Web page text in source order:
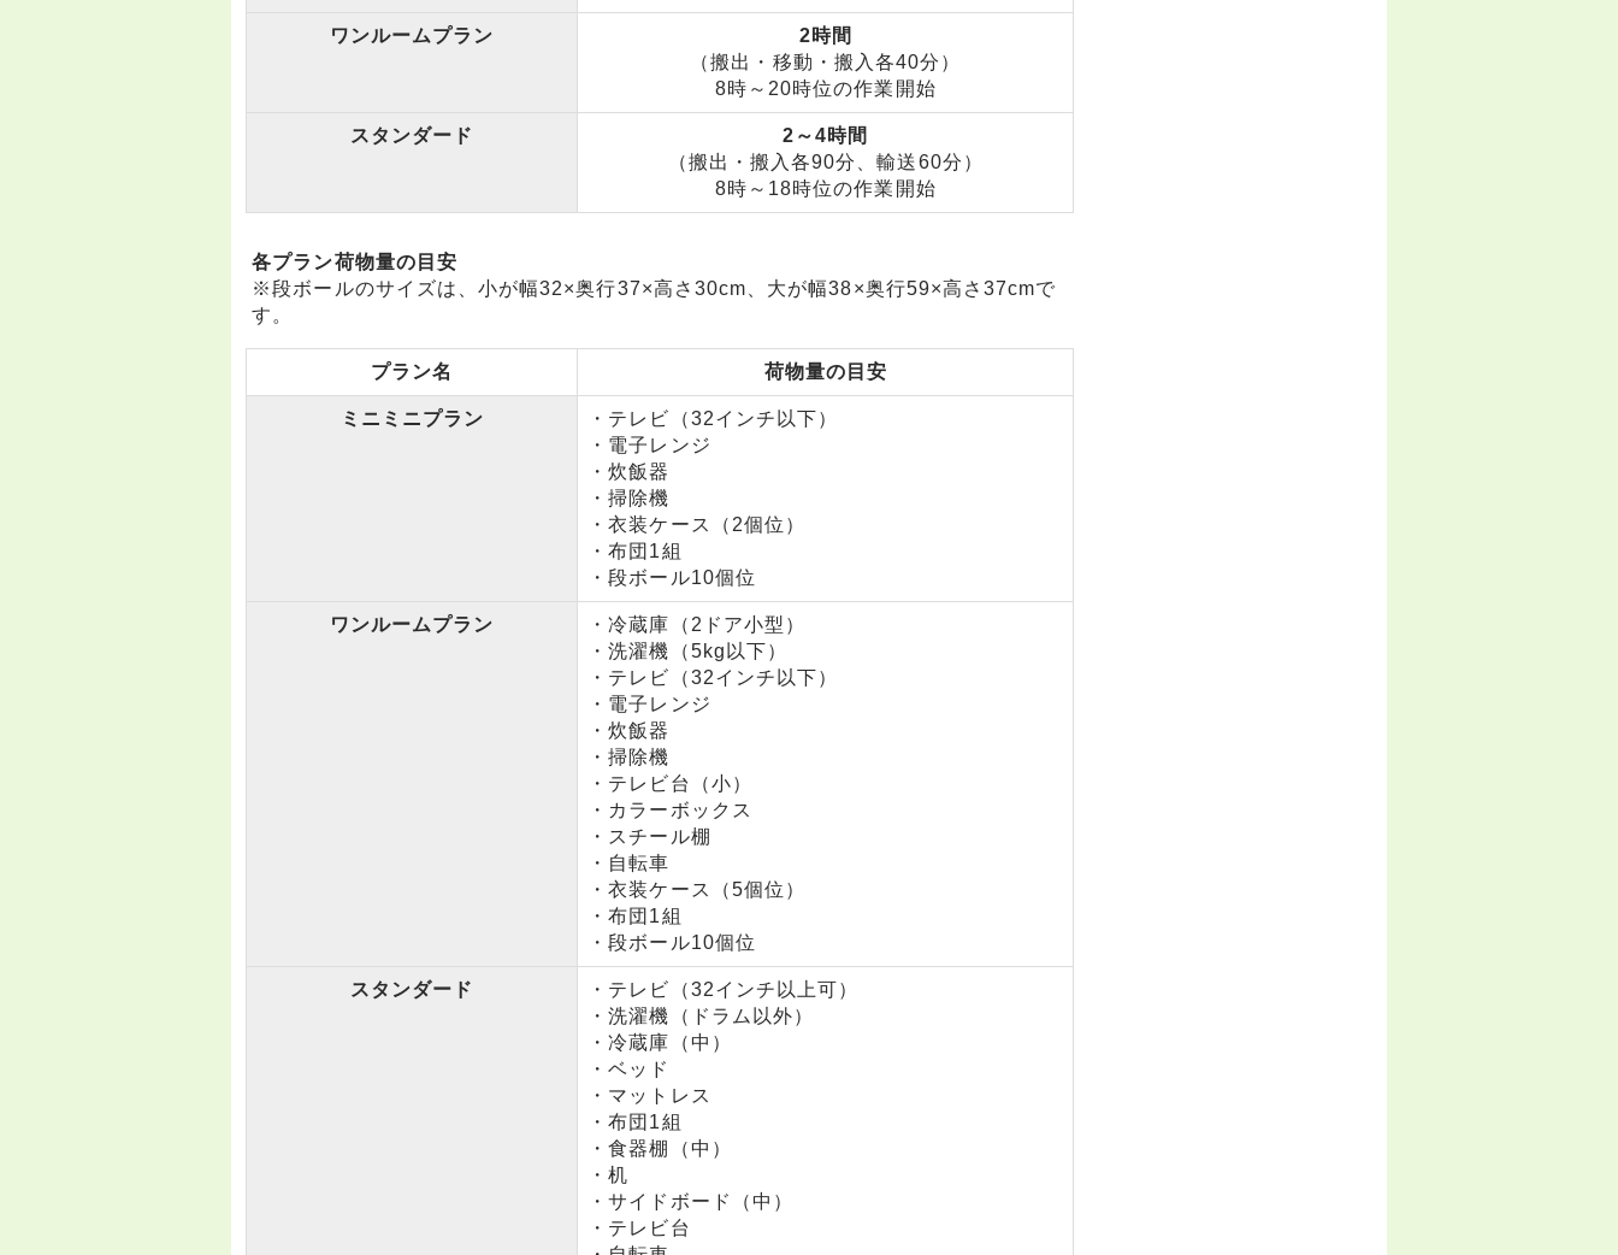
ワンルームプラン
2時間
（搬出・移動・搬入各40分）
8時～20時位の作業開始
スタンダード
2～4時間
（搬出・搬入各90分、輸送60分）
8時～18時位の作業開始
各プラン荷物量の目安
※段ボールのサイズは、小が幅32×奥行37×高さ30cm、大が幅38×奥行59×高さ37cmで
す。
プラン名 荷物量の目安
ミニミニプラン
・テレビ（32インチ以下）
・電子レンジ
・炊飯器
・掃除機
・衣装ケース（2個位）
・布団1組
・段ボール10個位
ワンルームプラン
・冷蔵庫（2ドア小型）
・洗濯機（5kg以下）
・テレビ（32インチ以下）
・電子レンジ
・炊飯器
・掃除機
・テレビ台（小）
・カラーボックス
・スチール棚
・自転車
・衣装ケース（5個位）
・布団1組
・段ボール10個位
スタンダード
・テレビ（32インチ以上可）
・洗濯機（ドラム以外）
・冷蔵庫（中）
・ベッド
・マットレス
・布団1組
・食器棚（中）
・机
・サイドボード（中）
・テレビ台